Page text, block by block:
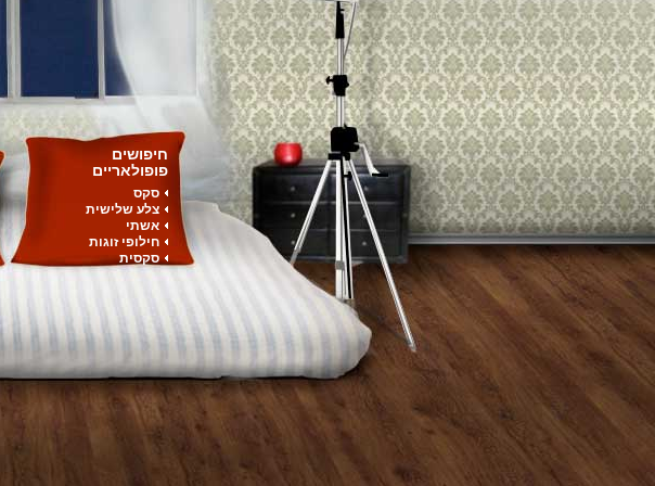
חיפושים
פופולאריים
סקס
צלע שלישית
אשתי
חילופי זוגות
סקסית